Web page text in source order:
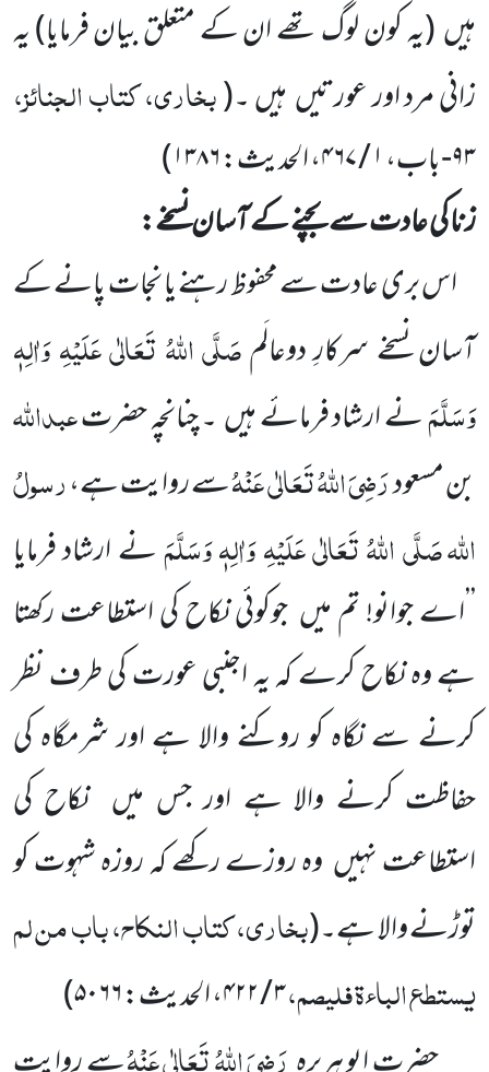
ہیں(یہ کون لوگ تھے ان کے متعلق بیان فرمایا)یہ
زانی مرد اور عورتیںہیں ۔(بخاری، کتاب الجنائز،
۹۳- باب،۱ / ۴۶۷ ، الحدیث:۱۳۸۶)
زنا کی عادت سے بچنے کے آسان نسخے:
اس بری عادت سے محفوظ رہنے یا نجات پانے کے
آسان نسخے سرکارِ دوعالَمصَلَّی اللّٰہُ تَعَالٰی عَلَیْہِ وَاٰلِہٖ
وَسَلَّمَنےارشاد فرمائے ہیں۔ چنانچہ حضرتعبداللّٰہ
بن مسعودرَضِیَ اللّٰہُ تَعَالٰی عَنْہُسے روایت ہے،رسولُ
اللّٰہصَلَّی اللّٰہُ تَعَالٰیعَلَیْہِوَاٰلِہٖ وَسَلَّمَنے ارشاد فرمایا
’’اے جوانو! تم میں جوکوئی نکاح کی استطاعت رکھتا
ہے وہ نکاح کرے کہ یہ اجنبی عورت کی طرفنظر
کرنے سے نگاہ کو روکنے والا ہے اور شرمگاہ کی
حفاظت کرنے والا ہے اور جس میں نکاح کی
استطاعت نہیں وہ روزے رکھے کہ روزہ شہوت کو
توڑنے والا ہے۔(بخاری، کتاب النکاح، باب من لم
یستطع الباءۃ فلیصم،۳ / ۴۲۲ ، الحدیث:۵۰۶۶)
رَضِیَ اللّٰہُ تَعَالٰی عَنْہُ